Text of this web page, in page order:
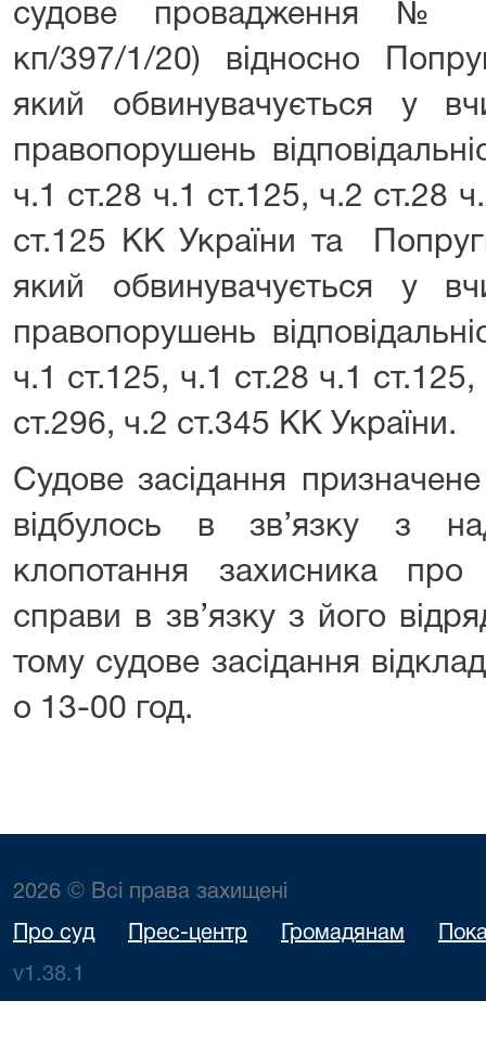
судове провадження №
кп/397/1/20) відносно
який обвинувачується у
правопорушень
ч.1 ст.28 ч.1 ст.125, ч.2 ст.28
ст.125 КК України та
який обвинувачується у
правопорушень
ч.1 ст.125, ч.1 ст.28 ч.1
ст.296, ч.2 ст.345 КК України.
Судове засідання
відбулось в зв’язку з
клопотання захисника про
справи в зв’язку з його
тому судове засідання
о 13-00 год.
2026 © Всі права захищені
Про суд Прес-центр Громадянам
v1.38.1